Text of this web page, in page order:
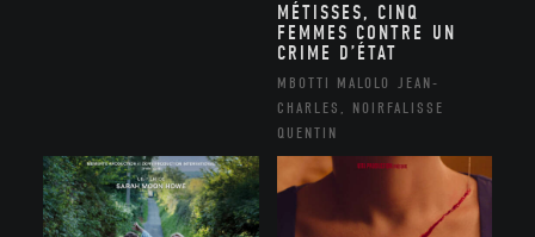
MÉTISSES, CINQ
FEMMES CONTRE UN
CRIME D’ÉTAT
MBOTTI MALOLO JEAN-
CHARLES, NOIRFALISSE
QUENTIN